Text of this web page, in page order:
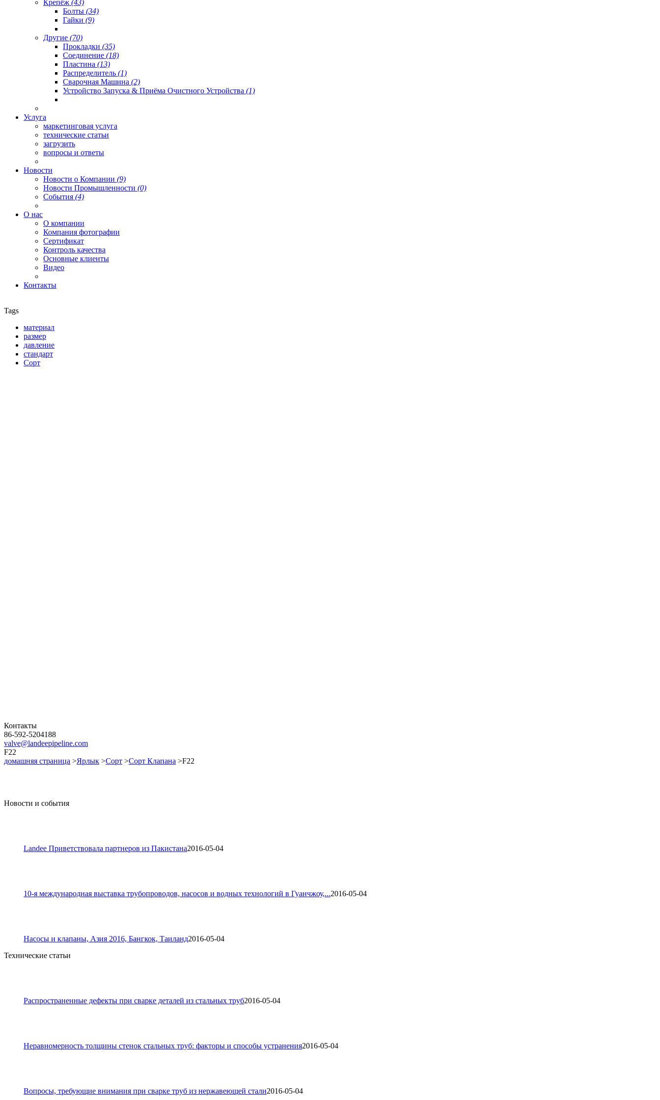
Крепёж (43)
Болты (34)
Гайки (9)
Другие (70)
Прокладки (35)
Соединение (18)
Пластина (13)
Распределитель (1)
Сварочная Машина (2)
Устройство Запуска & Приёма Очистного Устройства (1)
Услуга
маркетинговая услуга
технические статьи
загрузить
вопросы и ответы
Новости
Новости о Компании (9)
Новости Промышленности (0)
События (4)
О нас
О компании
Компания фотографии
Сертификат
Контроль качества
Основные клиенты
Видео
Контакты
Tags
материал
размер
давление
стандарт
Сорт
Контакты
86-592-5204188
valve@landeepipeline.com
F22
домашняя страница >Ярлык >Сорт >Сорт Клапана >F22
Новости и события
Landee Приветствовала партнеров из Пакистана2016-05-04
10-я международная выставка трубопроводов, насосов и водных технологий в Гуанчжоу,...2016-05-04
Насосы и клапаны, Азия 2016, Бангкок, Таиланд2016-05-04
Технические статьи
Распространенные дефекты при сварке деталей из стальных труб2016-05-04
Неравномерность толщины стенок стальных труб: факторы и способы устранения2016-05-04
Вопросы, требующие внимания при сварке труб из нержавеющей стали2016-05-04